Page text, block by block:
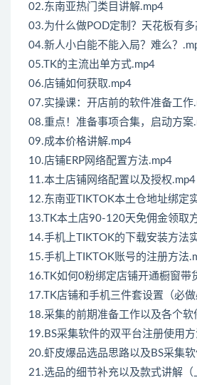
02.东南亚热门类目讲解.mp4
03.为什么做POD定制？天花板有
04.新人小白能不能入局？难么？
05.TK的主流出单方式.mp4
06.店铺如何获取.mp4
07.实操课：开店前的软件准备工作
08.重点！准备事项合集，启动方案
09.成本价格讲解.mp4
10.店铺ERP网络配置方法.mp4
11.本土店铺网络配置以及授权.mp4
12.东南亚TIKTOK本土仓地址绑定
13.TK本土店90-120天免佣金领取
14.手机上TIKTOK的下载安装方法
15.手机上TIKTOK账号的注册方法
16.TK如何0粉绑定店铺开通橱窗带
17.TK店铺和手机三件套设置（必
18.采集的前期准备工作以及各个
19.BS采集软件的双平台注册使用
20.虾皮爆品选品思路以及BS采集
21.选品的细节补充以及款式讲解（